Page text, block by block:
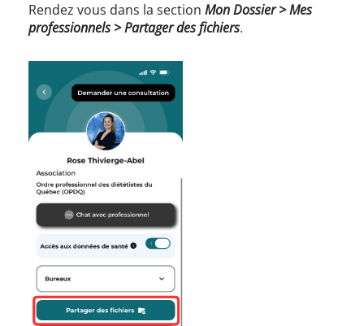
Rendez vous dans la section Mon Dossier > Mes
professionnels > Partager des fichiers.